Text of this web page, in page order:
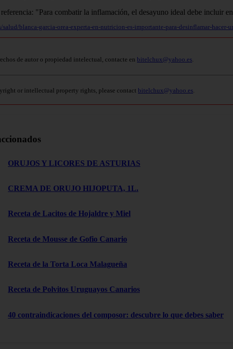
blanca-garcia-orea-experta-en-nutricion-es-importante-para-desinflamar-hacer-
de autor o propiedad intelectual, contacte en bitelchux@yahoo.es.
or intellectual property rights, please contact bitelchux@yahoo.es.
ORUJOS Y LICORES DE ASTURIAS
CREMA DE ORUJO HIJOPUTA, 1L.
Receta de Lacitos de Hojaldre y Miel
Receta de Mousse de Gofio Canario
Receta de la Torta Loca Malagueña
Receta de Polvitos Uruguayos Canarios
40 contraindicaciones del composor: descubre lo que debes saber